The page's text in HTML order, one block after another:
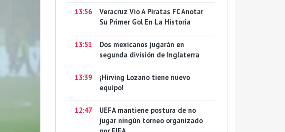
13:56
Veracruz Vio A Piratas FC Anotar
Su Primer Gol En La Historia
13:51
Dos mexicanos jugarán en
segunda división de Inglaterra
13:39
¡Hirving Lozano tiene nuevo
equipo!
12:47
UEFA mantiene postura de no
jugar ningún torneo organizado